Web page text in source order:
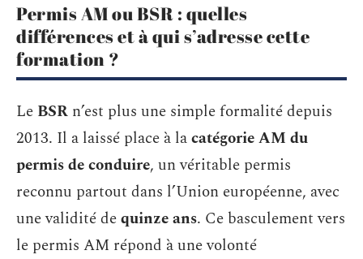
Permis AM ou BSR : quelles
différences et à qui s’adresse cette
formation ?
Le BSR n’est plus une simple formalité depuis
2013. Il a laissé place à lacatégorie AM du
permis de conduire, un véritable permis
reconnu partout dans l’Union européenne, avec
une validité dequinze ans. Ce basculement vers
le permis AM répond à une volonté